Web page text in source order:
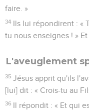
faire. »
34 Ils lui répondirent : «
tu nous enseignes ! »
L'aveuglement
35 Jésus apprit qu'ils
[lui] dit : « Crois-tu au
36 Il répondit : « Et qui